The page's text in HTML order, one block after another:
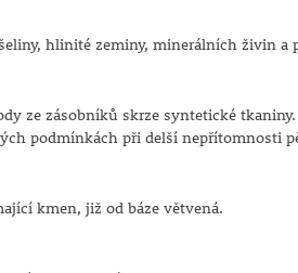
hlinité zeminy, minerálních živin a
ze zásobníků skrze syntetické
podmínkách při delší nepřítomnosti
kmen, již od báze větvená.